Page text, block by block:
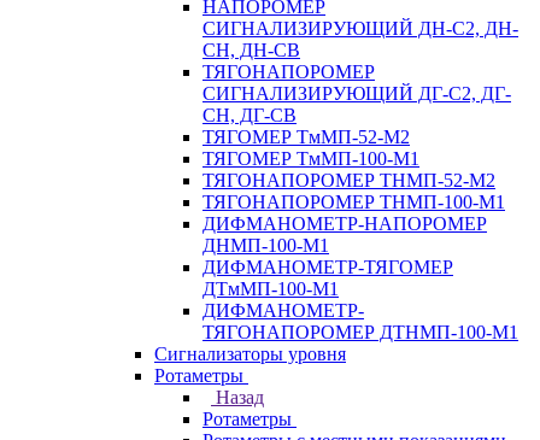
НАПОРОМЕР
СИГНАЛИЗИРУЮЩИЙ ДН-С2, ДН-
СН, ДН-СВ
ТЯГОНАПОРОМЕР
СИГНАЛИЗИРУЮЩИЙ ДГ-С2, ДГ-
СН, ДГ-СВ
ТЯГОМЕР ТмМП-52-М2
ТЯГОМЕР ТмМП-100-М1
ТЯГОНАПОРОМЕР ТНМП-52-М2
ТЯГОНАПОРОМЕР ТНМП-100-М1
ДИФМАНОМЕТР-НАПОРОМЕР
ДНМП-100-М1
ДИФМАНОМЕТР-ТЯГОМЕР
ДТмМП-100-М1
ДИФМАНОМЕТР-
ТЯГОНАПОРОМЕР ДТНМП-100-М1
Сигнализаторы уровня
Ротаметры
Назад
Ротаметры